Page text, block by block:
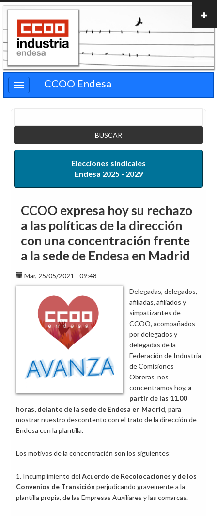
Pasar
contenido
principal
CCOO Endesa
Elecciones sindicales
Endesa 2025 - 2029
CCOO expresa hoy su rechazo
a las políticas de la dirección
con una concentración frente
a la sede de Endesa en Madrid
Mar, 25/05/2021 - 09:48
Delegadas, delegados,
afiliadas, afiliados y
simpatizantes de
CCOO, acompañados
por delegados y
delegadas de la
Federación de Industria
de Comisiones
Obreras, nos
concentramos hoy, a
partir de las 11.00
horas, delante de la sede de Endesa en Madrid, para
mostrar nuestro descontento con el trato de la dirección de
Endesa con la plantilla.
Los motivos de la concentración son los siguientes:
1. Incumplimiento del Acuerdo de Recolocaciones y de los
Convenios de Transición perjudicando gravemente a la
plantilla propia, de las Empresas Auxiliares y las comarcas.